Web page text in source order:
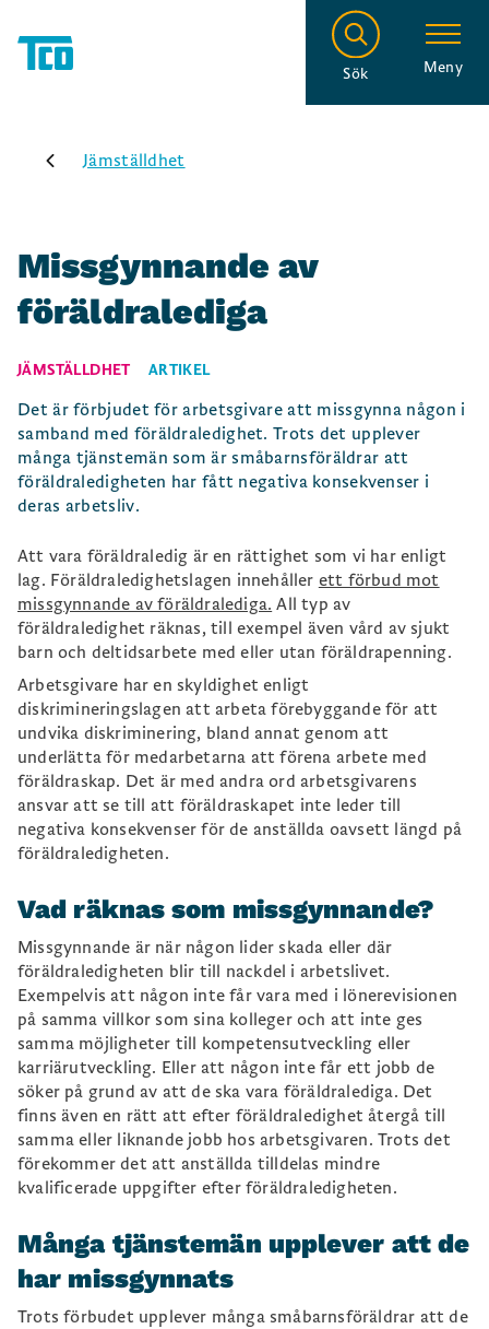
Sök Meny
Jämställdhet
Missgynnande av
föräldralediga
JÄMSTÄLLDHET ARTIKEL
Det är förbjudet för arbetsgivare att missgynna någon i
samband med föräldraledighet. Trots det upplever
många tjänstemän som är småbarnsföräldrar att
föräldraledigheten har fått negativa konsekvenser i
deras arbetsliv.
Att vara föräldraledig är en rättighet som vi har enligt
lag. Föräldraledighetslagen innehåller ett förbud mot
missgynnande av föräldralediga. All typ av
föräldraledighet räknas, till exempel även vård av sjukt
barn och deltidsarbete med eller utan föräldrapenning.
Arbetsgivare har en skyldighet enligt
diskrimineringslagen att arbeta förebyggande för att
undvika diskriminering, bland annat genom att
underlätta för medarbetarna att förena arbete med
föräldraskap. Det är med andra ord arbetsgivarens
ansvar att se till att föräldraskapet inte leder till
negativa konsekvenser för de anställda oavsett längd på
föräldraledigheten.
Vad räknas som missgynnande?
Missgynnande är när någon lider skada eller där
föräldraledigheten blir till nackdel i arbetslivet.
Exempelvis att någon inte får vara med i lönerevisionen
på samma villkor som sina kolleger och att inte ges
samma möjligheter till kompetensutveckling eller
karriärutveckling. Eller att någon inte får ett jobb de
söker på grund av att de ska vara föräldralediga. Det
finns även en rätt att efter föräldraledighet återgå till
samma eller liknande jobb hos arbetsgivaren. Trots det
förekommer det att anställda tilldelas mindre
kvalificerade uppgifter efter föräldraledigheten.
Många tjänstemän upplever att de
har missgynnats
Trots förbudet upplever många småbarnsföräldrar att de